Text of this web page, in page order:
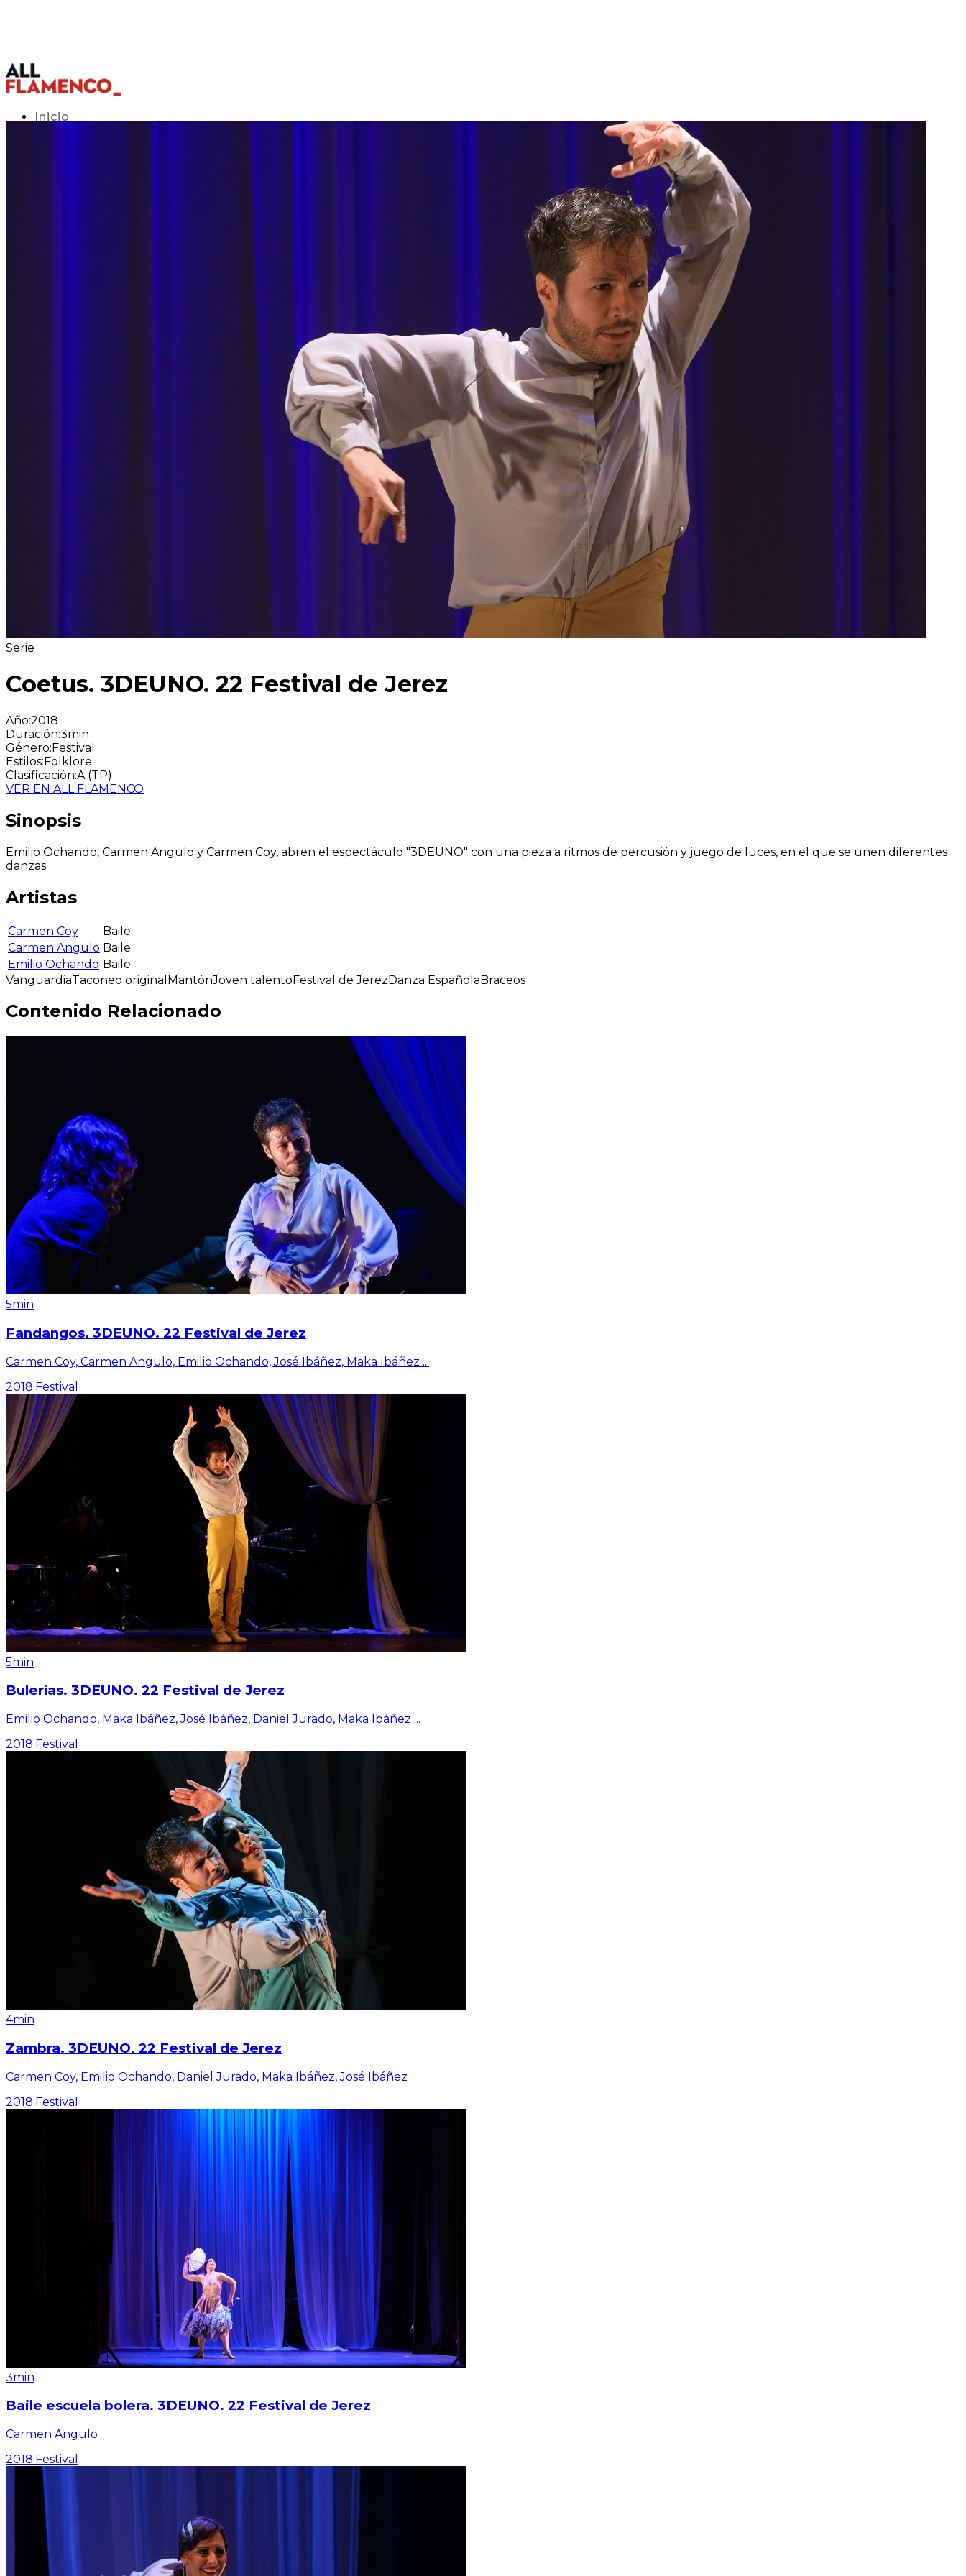
Inicio
Serie
Coetus. 3DEUNO. 22 Festival de Jerez
Año:2018
Duración:3min
Género:Festival
Estilos:Folklore
Clasificación:A (TP)
VER EN ALL FLAMENCO
Sinopsis
Emilio Ochando, Carmen Angulo y Carmen Coy, abren el espectáculo "3DEUNO" con una pieza a ritmos de percusión y juego de luces, en el que se unen diferentes
danzas.
Artistas
Carmen Coy
Baile
Carmen Angulo Baile
Emilio Ochando Baile
VanguardiaTaconeo original MantónJoven talentoFestival de JerezDanza EspañolaBraceos
Contenido Relacionado
5min
Fandangos. 3DEUNO. 22 Festival de Jerez
Carmen Coy, Carmen Angulo, Emilio Ochando, José Ibáñez, Maka Ibáñez ...
2018·Festival
5min
Bulerías. 3DEUNO. 22 Festival de Jerez
Emilio Ochando, Maka Ibáñez, José Ibáñez, Daniel Jurado, Maka Ibáñez ...
2018· Festival
4min
Zambra. 3DEUNO. 22 Festival de Jerez
Carmen Coy, Emilio Ochando, Daniel Jurado, Maka Ibáñez, José Ibáñez
2018·Festival
3min
Baile escuela bolera. 3DEUNO. 22 Festival de Jerez
Carmen Angulo
2018·Festival